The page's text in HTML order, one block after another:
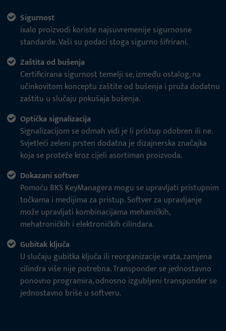
Sigurnost
ixalo proizvodi koriste najsuvremenije sigurnosne
standarde. Vaši su podaci stoga sigurno šifrirani.
Zaštita od bušenja
Certificirana sigurnost temelji se, između ostalog, na
učinkovitom konceptu zaštite od bušenja i pruža dodatnu
zaštitu u slučaju pokušaja bušenja.
Optička signalizacija
Signalizacijom se odmah vidi je li pristup odobren ili ne.
Svjetleći zeleni prsten dodatna je dizajnerska značajka
koja se proteže kroz cijeli asortiman proizvoda.
Dokazani softver
Pomoću BKS KeyManagera mogu se upravljati pristupnim
točkama i medijima za pristup. Softver za upravljanje
može upravljati kombinacijama mehaničkih,
mehatroničkih i elektroničkih cilindara.
Gubitak ključa
U slučaju gubitka ključa ili reorganizacije vrata, zamjena
cilindra više nije potrebna. Transponder se jednostavno
ponovno programira, odnosno izgubljeni transponder se
jednostavno briše u softveru.